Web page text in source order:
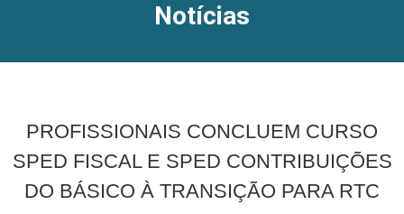
Notícias
PROFISSIONAIS CONCLUEM CURSO
SPED FISCAL E SPED CONTRIBUIÇÕES
DO BÁSICO À TRANSIÇÃO PARA RTC